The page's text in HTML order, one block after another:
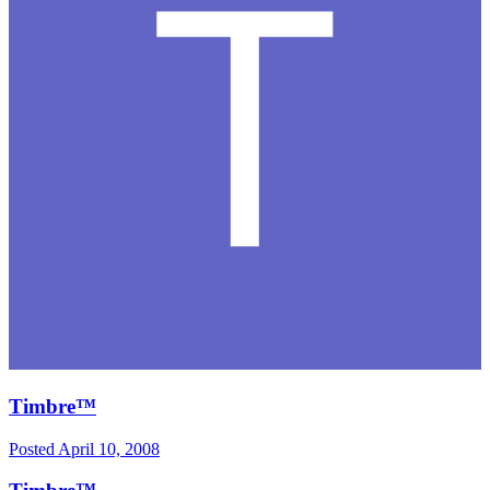
Timbre™
Posted April 10, 2008